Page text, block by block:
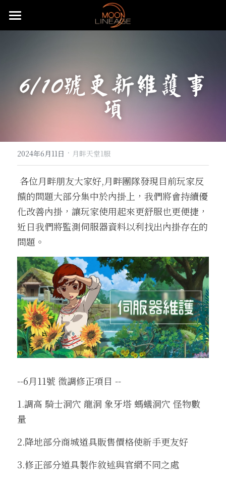
主頁
五大職業介紹
王族介紹
法師介紹
黑暗妖精介紹
洞穴地圖介紹
限時特殊地圖
血盟升級系統
血盟通關-屠龍副本
特殊狀態月畔氣息
特殊狀態城主天上金
法師召喚介紹
寵物介紹
寵物裝備介紹
強化系統介紹
防具附魔介紹
武器品質系統介紹
武防飾品祝福化能力介紹
傲慢的加護石介紹
武器屬性強化卷軸介紹
推廣大使勛章介紹
特權勛章介紹
變身卡收集
變身卡合成
變身卡收藏加成
魔法娃娃收集
魔法娃娃合成
紋樣系統介紹
沙哈紋樣
帕格里奧紋樣
馬普勒紋樣
格蘭肯紋樣
收藏獎勵介紹
地圖狩獵證明收藏
武器防具收藏介紹
四龍祭司娃娃系統
四龍祭司娃娃介紹
四龍祭司娃娃洗鍊介紹
料理以及特殊道具介紹
材料與道具
料理介紹
好運潘朵拉禮盒介紹
武器防具介紹
頭盔
手套
長靴
內衣
盾牌
斗篷
古代臂甲
飾品介紹
麥斯特耳環
項鍊
戒指
大地女神的祝福
一般耳環
功能戒指(第四戒)
怪物符文介紹
怪物符文
等級獎勵-職業符文介紹
騎士符文
妖精符文
法師符文
黑暗妖精符文
自動狩獵介紹
無限大戰介紹
攻城戰
快速上手
遊戲理念與透明化的原則
遊戲基礎教學
特殊節慶型活動
開服衝等拿好禮活動
飄忽不定的旅人
2025聖誕喜樂活動盛典
預先登記好禮多重送
全服日常公告事項
推文回報說明
直播回報說明
月畔遊戲規章
外掛查緝細節
違反規章懲罰名單
轉職服務
等值交換服務
贊助說明
免責聲明
搜索
繁體中文
24H自動贊助
6/10號更新維護事
項
2024年6月11日 · 月畔天堂1服
饋的問題大部分集中於內掛上，我們將會持續優
化改善內掛，讓玩家使用起來更舒服也更便捷，
近日我們將監測伺服器資料以利找出內掛存在的
問題。
--6月11號 微調修正項目 --
1.調高 騎士洞穴 龍洞 象牙塔 螞蟻洞穴 怪物數
量
2.降地部分商城道具販售價格使新手更友好
3.修正部分道具製作敘述與官網不同之處